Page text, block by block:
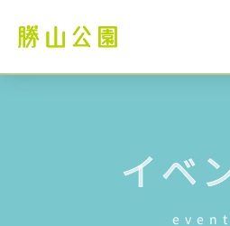
イベ
event